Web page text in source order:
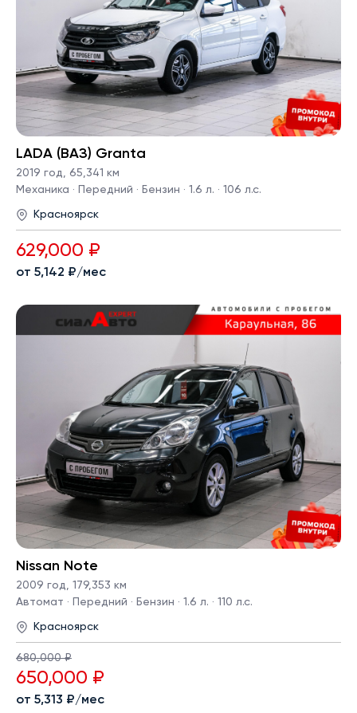
LADA (ВАЗ) Granta
2019 год, 65,341 км
Механика · Передний · Бензин · 1.6 л. · 106 л.с.
Красноярск
629,000 ₽
от 5,142 ₽/мес
Nissan Note
2009 год, 179,353 км
Автомат · Передний · Бензин · 1.6 л. · 110 л.с.
Красноярск
680,000 ₽
650,000 ₽
от 5,313 ₽/мес